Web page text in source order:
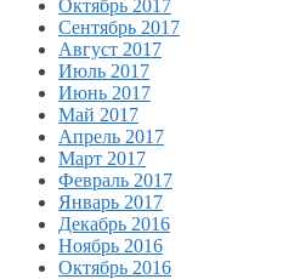
Октябрь 2017
Сентябрь 2017
Август 2017
Июль 2017
Июнь 2017
Май 2017
Апрель 2017
Март 2017
Февраль 2017
Январь 2017
Декабрь 2016
Ноябрь 2016
Октябрь 2016